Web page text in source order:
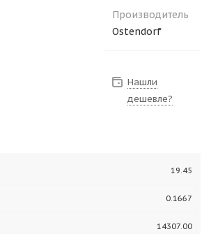
Производитель
Ostendorf
Нашли
дешевле?
19.45
0.1667
14307.00